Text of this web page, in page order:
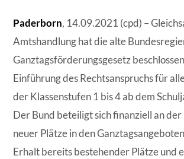
Paderborn, 14.09.2021 (cpd) –
Amtshandlung hat die alte
Ganztagsförderungsgesetz
Einführung des Rechtsanspruchs für
der Klassenstufen 1 bis 4 ab dem
Der Bund beteiligt sich finanziell an
neuer Plätze in den
Erhalt bereits bestehender Plätze und